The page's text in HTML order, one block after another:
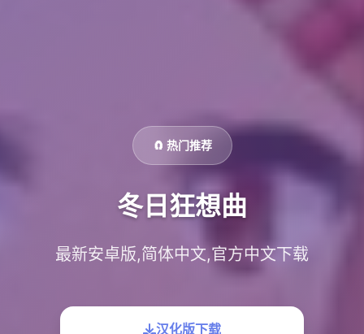
🧲 热门推荐
冬日狂想曲
最新安卓版,简体中文,官方中文下载
汉化版下载